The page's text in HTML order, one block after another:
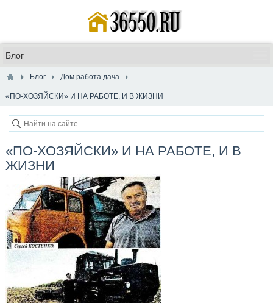
Блог Дом работа дача
«ПО-ХОЗЯЙСКИ» И НА РАБОТЕ, И В ЖИЗНИ
«ПО-ХОЗЯЙСКИ» И НА РАБОТЕ, И В
ЖИЗНИ